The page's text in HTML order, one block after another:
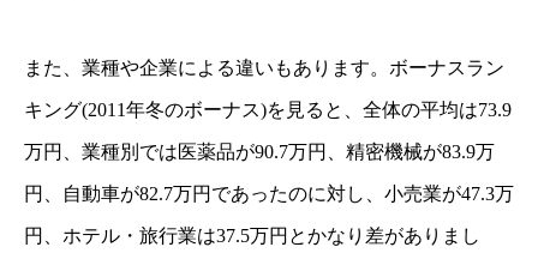
また、業種や企業による違いもあります。ボーナスラン
キング(2011年冬のボーナス)を見ると、全体の平均は73.9
万円、業種別では医薬品が90.7万円、精密機械が83.9万
円、自動車が82.7万円であったのに対し、小売業が47.3万
円、ホテル・旅行業は37.5万円とかなり差がありまし